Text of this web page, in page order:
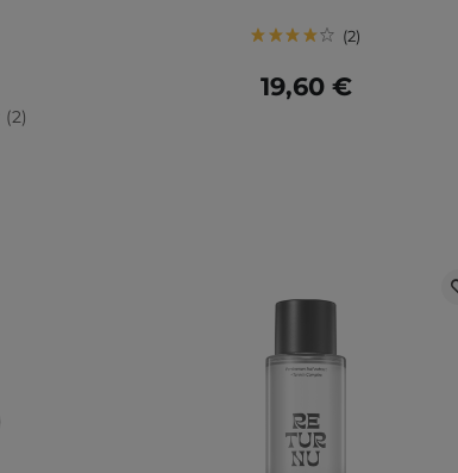
2
2
19,60 €